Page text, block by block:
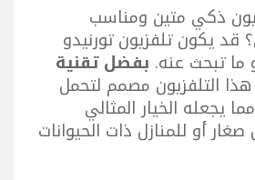
ذكي متين ومناسب
قد يكون تلفزيون تورنيدو
بفضل تقنية
هذا التلفزيون مصمم لتحمل
يجعله الخيار المثالي
أو للمنازل ذات الحيوانات